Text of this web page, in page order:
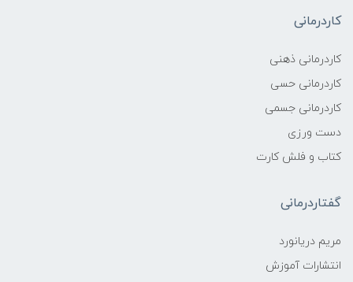
کاردرمانی
کاردرمانی ذهنی
کاردرمانی حسی
کاردرمانی جسمی
دست ورزی
کتاب و فلش کارت
گفتاردرمانی
مریم دریانورد
انتشارات آموزش